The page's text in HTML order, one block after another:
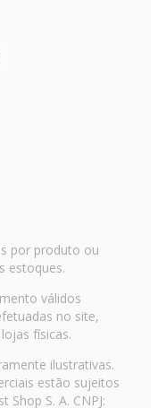
por produto ou
estoques.
válidos
no site,
físicas.
ilustrativas.
estão sujeitos
Shop S. A. CNPJ: